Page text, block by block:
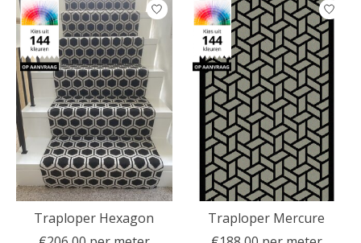
Traploper Hexagon
Traploper Mercure